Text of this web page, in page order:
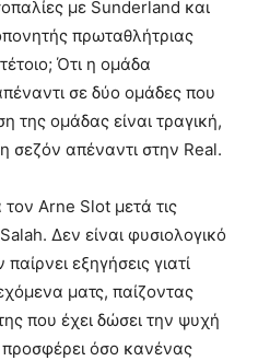
με Sunderland και
πρωταθλήτριας
Ότι η ομάδα
σε δύο ομάδες που
ομάδας είναι τραγική,
σεζόν απέναντι στην Real.
Arne Slot μετά τις
Δεν είναι φυσιολογικό
εξηγήσεις γιατί
ματς, παίζοντας
που έχει δώσει την ψυχή
προσφέρει όσο κανένας